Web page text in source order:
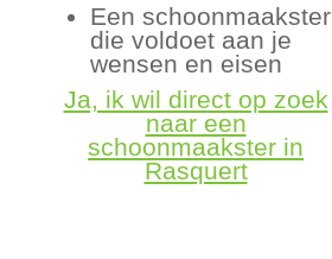
Een schoonmaakster
die voldoet aan je
wensen en eisen
Ja, ik wil direct op zoek
naar een
schoonmaakster in
Rasquert